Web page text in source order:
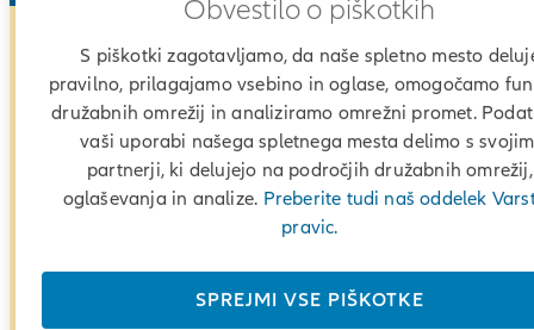
Zakaj izbrati Allianz Moj
Obvestilo o piškotkih
S piškotki zagotavljamo, da naše spletno mesto
pravilno, prilagajamo vsebino in oglase, omogočamo
družabnih omrežij in analiziramo omrežni promet.
vaši uporabi našega spletnega mesta delimo s
partnerji, ki delujejo na področjih družabnih omrežij,
oglaševanja in analize. Preberite tudi naš oddelek
pravic.
SPREJMI VSE PIŠKOTKE